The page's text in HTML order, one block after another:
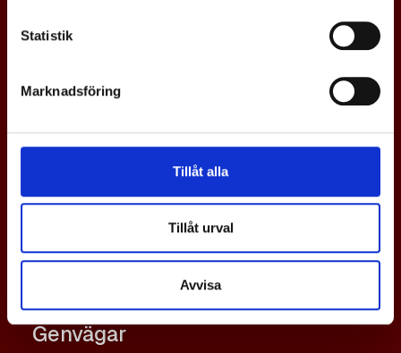
Statistik
Marknadsföring
Tillåt alla
Tillåt urval
Avvisa
En svensk gjuteriindustri i världsklass,
med tillväxt och konkurrenskraft via
Genvägar